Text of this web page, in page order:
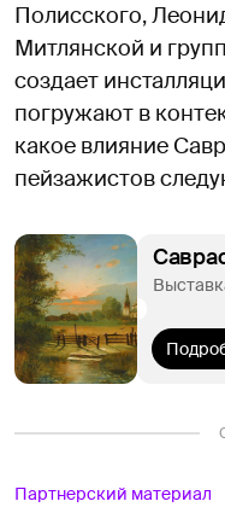
Полисского ,
Митлянской и
создает
погружают в
какое влияние
пейзажистов
Партнерский материал